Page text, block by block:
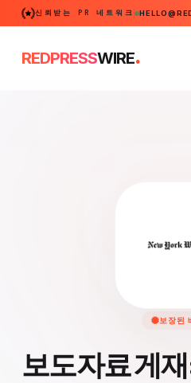
신뢰받는 PR 네트워크
REDPRESSWIRE.
보장된
보도자료 게